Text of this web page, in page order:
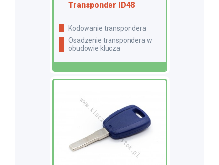
Transponder ID48
Kodowanie transpondera
Osadzenie transpondera w
obudowie klucza